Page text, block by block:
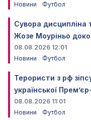
Новини
Футбол
Сувора дисципліна
Жозе Моуріньо
08.08.2026 12:01
Новини
Футбол
Терористи з рф
української
08.08.2026 11:01
Новини
Футбол